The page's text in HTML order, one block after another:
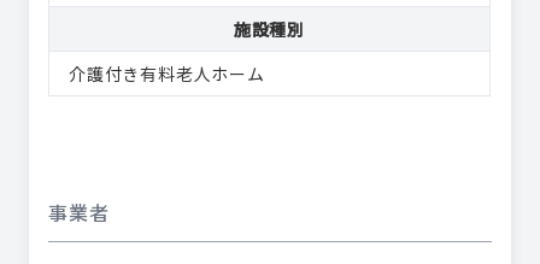
施設種別
介護付き有料老人ホーム
事業者